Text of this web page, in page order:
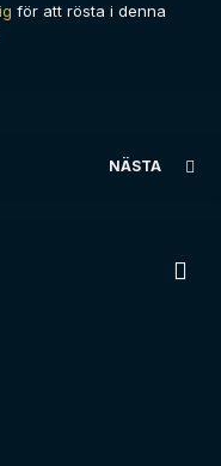
för att rösta i denna
NÄSTA